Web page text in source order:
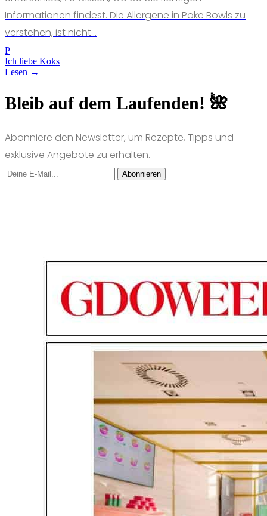
Informationen findest. Die Allergene in Poke Bowls zu
verstehen, ist nicht...
P
Ich liebe Koks
Lesen →
Bleib auf dem Laufenden! 🌺
Abonniere den Newsletter, um Rezepte, Tipps und
exklusive Angebote zu erhalten.
Abonnieren